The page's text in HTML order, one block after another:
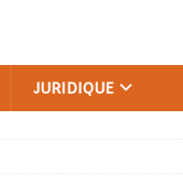
JURIDIQUE